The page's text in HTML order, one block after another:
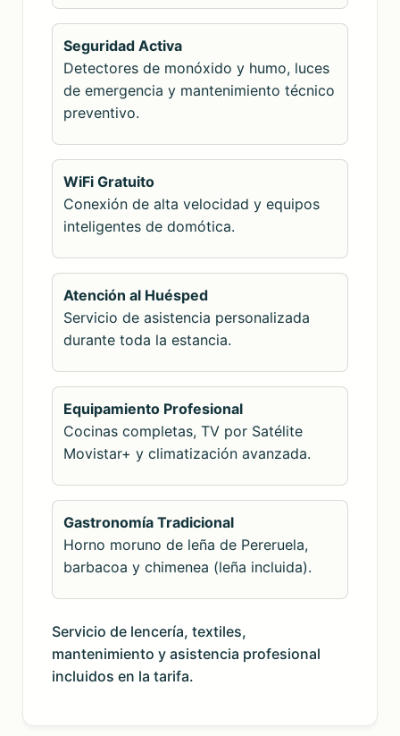
Seguridad Activa
Detectores de monóxido y humo, luces
de emergencia y mantenimiento técnico
preventivo.
WiFi Gratuito
Conexión de alta velocidad y equipos
inteligentes de domótica.
Atención al Huésped
Servicio de asistencia personalizada
durante toda la estancia.
Equipamiento Profesional
Cocinas completas, TV por Satélite
Movistar+ y climatización avanzada.
Gastronomía Tradicional
Horno moruno de leña de Pereruela,
barbacoa y chimenea (leña incluida).
Servicio de lencería, textiles,
mantenimiento y asistencia profesional
incluidos en la tarifa.